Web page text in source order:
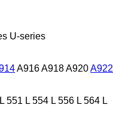
U-series
A916A918A920A922
L 551 L 554 L 556 L 564 L